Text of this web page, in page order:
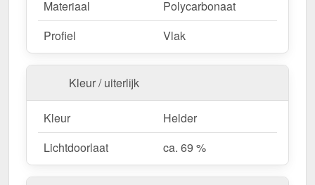
Materiaal
Polycarbonaat
Profiel
Vlak
Kleur / uiterlijk
Kleur
Helder
Lichtdoorlaat
ca. 69 %